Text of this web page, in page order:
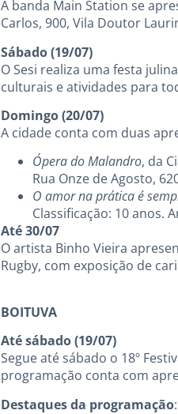
A banda Main Station se
Carlos, 900, Vila Doutor
Sábado (19/07)
O Sesi realiza uma festa
culturais e atividades para
Domingo (20/07)
A cidade conta com duas
Ópera do Malandro, da
Rua Onze de Agosto,
O amor na prática é
Classificação: 10 anos.
Até 30/07
O artista Binho Vieira
Rugby, com exposição de
BOITUVA
Até sábado (19/07)
Segue até sábado o 18º
programação conta com
Destaques da programação: